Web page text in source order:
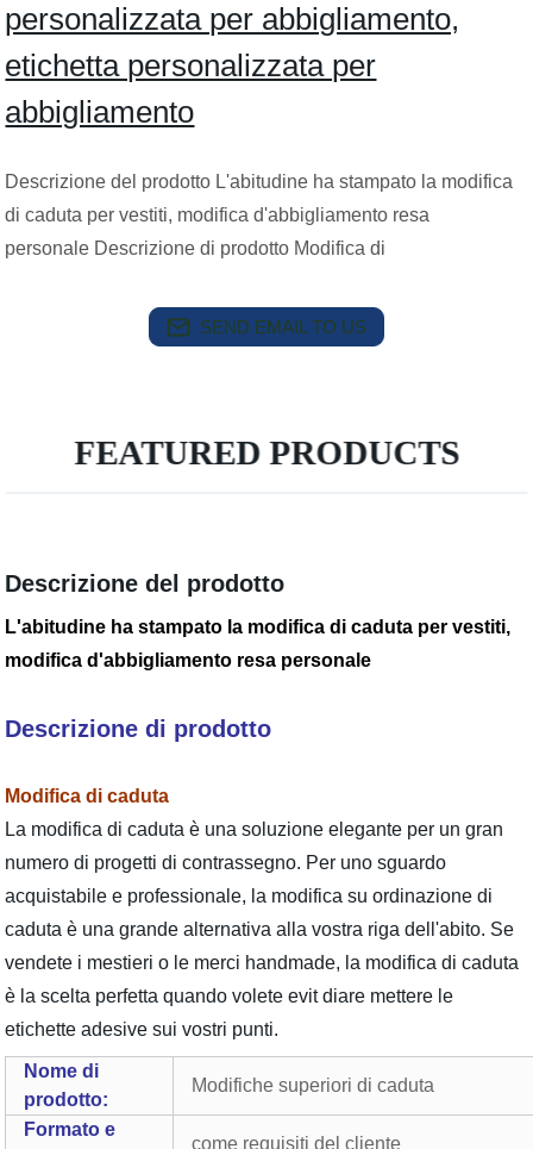
personalizzata per abbigliamento,
etichetta personalizzata per
abbigliamento
Descrizione del prodotto L'abitudine ha stampato la modifica
di caduta per vestiti, modifica d'abbigliamento resa
personale Descrizione di prodotto Modifica di
SEND EMAIL TO US
FEATURED PRODUCTS
Descrizione del prodotto
L'abitudine ha stampato la modifica di caduta per vestiti,
modifica d'abbigliamento resa personale
Descrizione di prodotto
Modifica di caduta
La modifica di caduta è una soluzione elegante per un gran
numero di progetti di contrassegno. Per uno sguardo
acquistabile e professionale, la modifica su ordinazione di
caduta è una grande alternativa alla vostra riga dell'abito. Se
vendete i mestieri o le merci handmade, la modifica di caduta
è la scelta perfetta quando volete evit diare mettere le
etichette adesive sui vostri punti.
Nome di
prodotto:
Modifiche superiori di caduta
Formato e
come requisiti del cliente